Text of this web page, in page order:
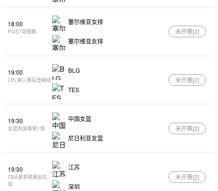
18:00
PGS7突围赛
塞尔维亚女排
塞尔维亚女排
未开赛[2]
19:00
LPL第三赛段登峰组
BLG
TES
未开赛[2]
19:30
女篮热身赛第1场
中国女篮
尼日利亚女篮
未开赛[2]
19:30
CBA夏季联赛启东
站
江苏
深圳
未开赛[2]